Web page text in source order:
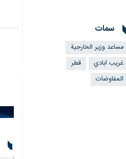
سمات
مساعد وزير الخارجية
غريب ابادي
قطر
المفاوضات